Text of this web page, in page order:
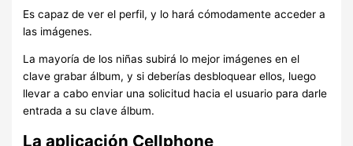
Es capaz de ver el perfil, y lo hará cómodamente acceder a
las imágenes.
La mayoría de los niñas subirá lo mejor imágenes en el
clave grabar álbum, y si deberías desbloquear ellos, luego
llevar a cabo enviar una solicitud hacia el usuario para darle
entrada a su clave álbum.
La aplicación Cellphone